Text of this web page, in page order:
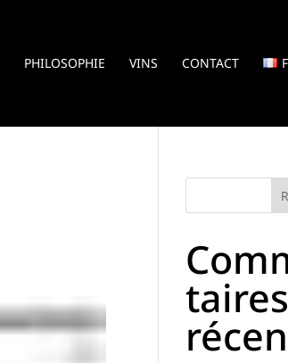
PHILOSOPHIE VINS CONTACT
taires